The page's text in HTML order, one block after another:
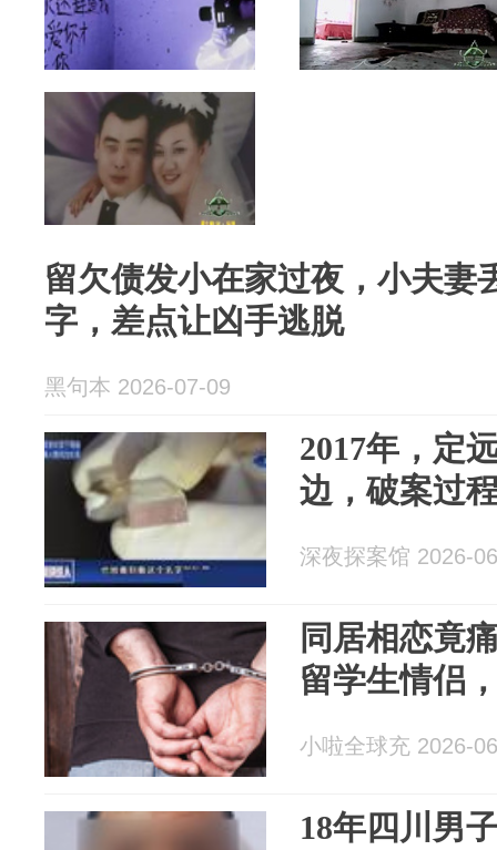
留欠债发小在家过夜，小夫妻
字，差点让凶手逃脱
黑句本 2026-07-09
2017年，定
边，破案过
深夜探案馆 2026-
同居相恋竟
留学生情侣
小啦全球充 2026-
18年四川男